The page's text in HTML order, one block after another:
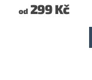
od299 Kč